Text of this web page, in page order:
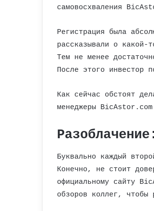
самовосхваления
Регистрация была
рассказывали о какой-
Тем не менее
После этого инвестор
Как сейчас обстоят
менеджеры
Буквально каждый
Конечно, не стоит
официальному сайту
обзоров коллег, чтобы